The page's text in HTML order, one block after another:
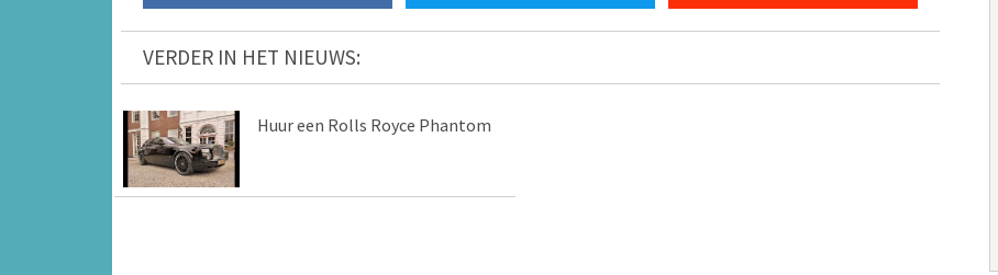
VERDER IN HET NIEUWS:
Huur een Rolls Royce Phantom